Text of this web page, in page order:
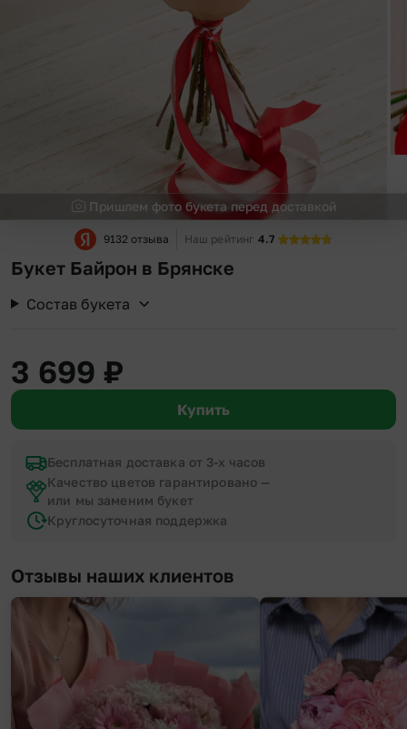
Пришлем фото букета перед доставкой
9132 отзыва Наш рейтинг 4.7
Букет Байрон в Брянске
Состав букета
3 699 ₽
Купить
Бесплатная доставка от 3-х часов
Качество цветов гарантировано —
или мы заменим букет
Круглосуточная поддержка
Отзывы наших клиентов